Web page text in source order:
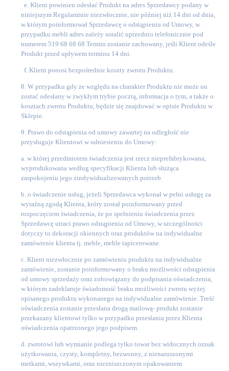
e. Klient powinien odesłać Produkt na adres Sprzedawcy podany w
niniejszym Regulaminie niezwłocznie, nie później niż 14 dni od dnia,
w którym poinformował Sprzedawcę o odstąpieniu od Umowy, w
przypadku mebli adres należy ustalić uprzednio telefonicznie pod
numerem 519 68 68 68 Termin zostanie zachowany, jeśli Klient odeśle
Produkt przed upływem terminu 14 dni.
f. Klient ponosi bezpośrednie koszty zwrotu Produktu.
8. W przypadku gdy ze względu na charakter Produktu nie może on
zostać odesłany w zwykłym trybie pocztą, informacja o tym, a także o
kosztach zwrotu Produktu, będzie się znajdować w opisie Produktu w
Sklepie.
9. Prawo do odstąpienia od umowy zawartej na odległość nie
przysługuje Klientowi w odniesieniu do Umowy:
a. w której przedmiotem świadczenia jest rzecz nieprefabrykowana,
wyprodukowana według specyfikacji Klienta lub służąca
zaspokojeniu jego zindywidualizowanych potrzeb
b. o świadczenie usług, jeżeli Sprzedawca wykonał w pełni usługę za
wyraźną zgodą Klienta, który został poinformowany przed
rozpoczęciem świadczenia, że po spełnieniu świadczenia przez
Sprzedawcę utraci prawo odstąpienia od Umowy, w szczególności
dotyczy to dekoracji okiennych oraz produktów na indywidualne
zamówienie klienta tj. meble, meble tapicerowane.
c. Klient niezwłocznie po zamówieniu produktu na indywidualne
zamówienie, zostanie poinformowany o braku możliwości odstąpienia
od umowy sprzedaży oraz zobowiązany do podpisania oświadczenia,
w którym zadeklaruje świadomość braku możliwości zwrotu wyżej
opisanego produktu wykonanego na indywidualne zamówienie. Treść
oświadczenia zostanie przesłana drogą mailową- produkt zostanie
przekazany klientowi tylko w przypadku przesłania przez Klienta
oświadczenia opatrzonego jego podpisem.
d. zwrotowi lub wymianie podlega tylko towar bez widocznych oznak
użytkowania, czysty, kompletny, bezwonny, z nienaruszonymi
metkami, wszywkami, oraz niezniszczonym opakowaniem